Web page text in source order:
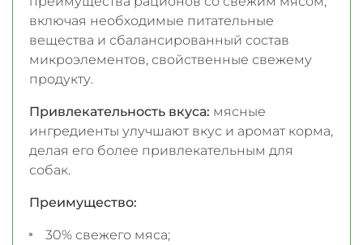
включая необходимые питательные
вещества и сбалансированный состав
микроэлементов, свойственные свежему
продукту.
Привлекательность вкуса: мясные
ингредиенты улучшают вкус и аромат корма,
делая его более привлекательным для
собак.
Преимущество:
30% свежего мяса;